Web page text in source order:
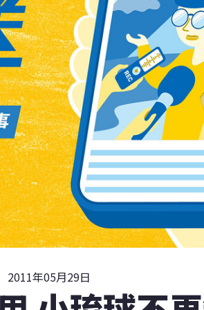
2011年05月29日